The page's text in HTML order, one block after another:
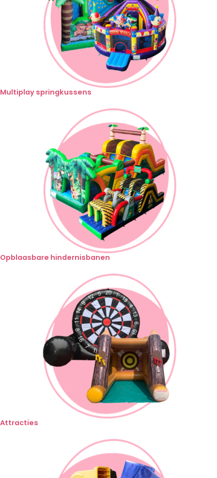
Multiplay springkussens
Opblaasbare hindernisbanen
Attracties